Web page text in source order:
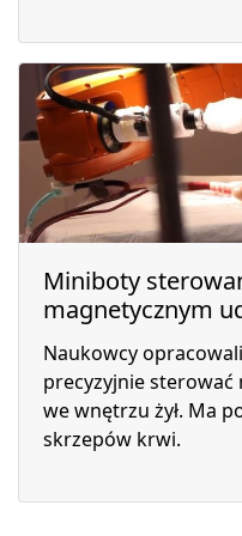
Miniboty
magnetycznym
Naukowcy
precyzyjnie
we wnętrzu żył. Ma
skrzepów krwi.